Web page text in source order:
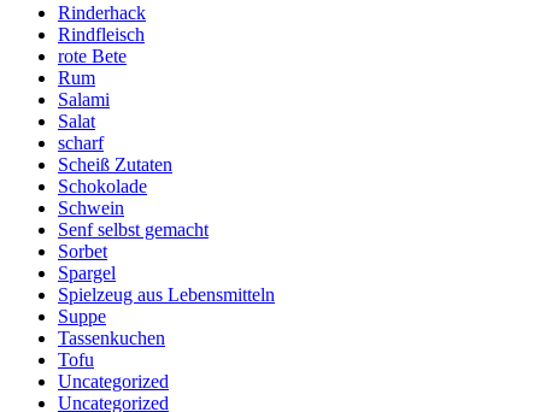
Rinderhack
Rindfleisch
rote Bete
Rum
Salami
Salat
scharf
Scheiß Zutaten
Schokolade
Schwein
Senf selbst gemacht
Sorbet
Spargel
Spielzeug aus Lebensmitteln
Suppe
Tassenkuchen
Tofu
Uncategorized
Uncategorized